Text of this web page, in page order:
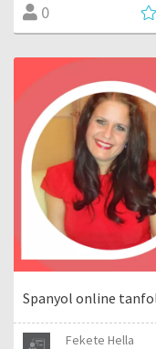
0
Spanyol online
Fekete Hella